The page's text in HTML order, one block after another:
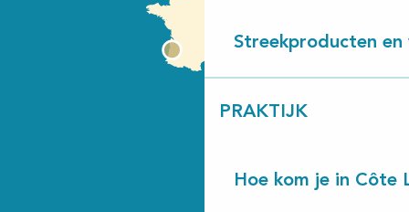
Streekproducten en
PRAKTIJK
Hoe kom je in Côte